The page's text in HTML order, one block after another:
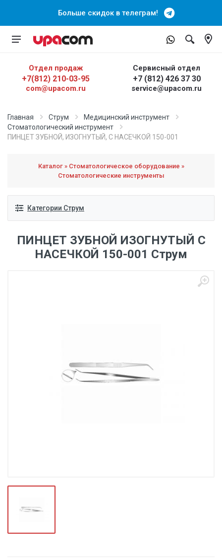
Больше скидок в телеграм!
Отдел продаж
+7(812) 210-03-95
com@upacom.ru
Сервисный отдел
+7 (812) 426 37 30
service@upacom.ru
Главная Струм
Медицинский инструмент
Cтоматологический инструмент
ПИНЦЕТ ЗУБНОЙ, ИЗОГНУТЫЙ, С НАСЕЧКОЙ 150-001
Каталог » Стоматологическое оборудование »
Стоматологические инструменты
Категории Струм
ПИНЦЕТ ЗУБНОЙ ИЗОГНУТЫЙ С
НАСЕЧКОЙ 150-001 Струм